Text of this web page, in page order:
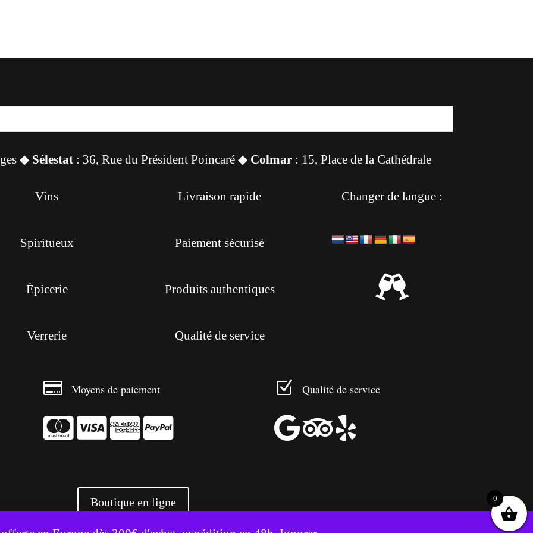
◆ Sélestat : 36, Rue du Président Poincaré ◆ Colmar : 15, Place de la Cathédrale
Vins
Spiritueux
Épicerie
Verrerie
Livraison rapide
Paiement sécurisé
Produits authentiques
Qualité de service
Changer de langue :

 Moyens de paiement
  
Z Qualité de service

Boutique en ligne
utilise des cookies pour améliorer votre expérience. Accepter Refuser
0